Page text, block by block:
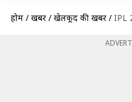
होम / खबरें / खेलकूद की खबरें / IPL